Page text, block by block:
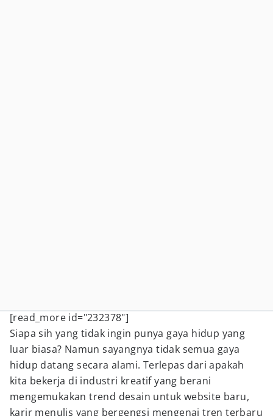
[read_more id="232378"]
Siapa sih yang tidak ingin punya gaya hidup yang
luar biasa? Namun sayangnya tidak semua gaya
hidup datang secara alami. Terlepas dari apakah
kita bekerja di industri kreatif yang berani
mengemukakan trend desain untuk website baru,
karir menulis yang bergengsi mengenai tren terbaru